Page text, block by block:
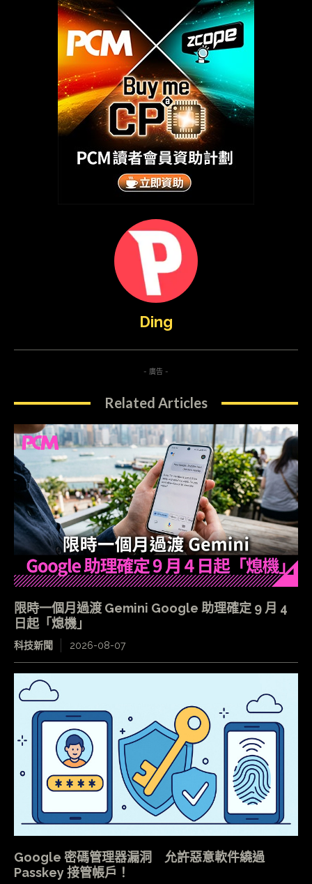
Ding
- 廣告 -
Related Articles
限時一個月過渡 Gemini Google 助理確定 9 月 4
日起「熄機」
科技新聞 2026-08-07
Google 密碼管理器漏洞 允許惡意軟件繞過
Passkey 接管帳戶！